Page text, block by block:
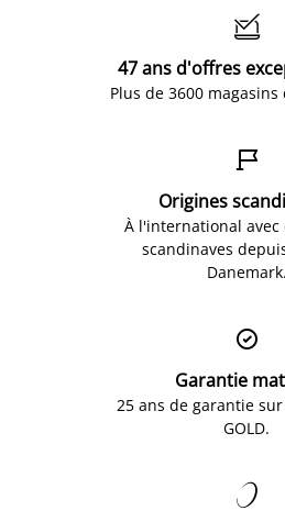

47 ans d'offres
Plus de 3600 magasins

Origines
À l'international avec
scandinaves
Danemark.

Garantie
25 ans de garantie
GOLD.
